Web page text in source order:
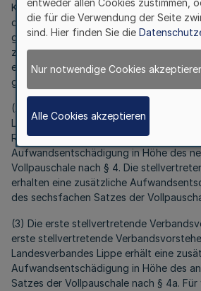
Kreise wird eine zusätzliche
des dreifachen Satzes der
gezahlt. Für weitere ehrenamtliche
zusätzliche Aufwandsentschädigung in
eineinhalbfachen Satzes der
gezahlt.
(2) Die oder der jeweilige Vorsitzende der
Landschaftsversammlung oder der
Regionalverbandes Ruhr erhält eine
Aufwandsentschädigung in Höhe des
Vollpauschale nach § 4. Die
erhalten eine zusätzliche
des sechsfachen Satzes der
(3) Die erste stellvertretende
erste stellvertretende
Landesverbandes Lippe erhält eine
Aufwandsentschädigung in Höhe des
Satzes der Vollpauschale nach § 4a.
die für die Verwendung der Seite
sind. Hier finden Sie die
Nur notwendige Cookies
Alle Cookies akzeptieren